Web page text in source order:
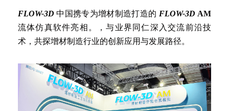
FLOW-3D 中国携专为增材制造打造的 FLOW-3D AM
流体仿真软件亮相。，与业界同仁深入交流前沿技
术，共探增材制造行业的创新应用与发展路径。